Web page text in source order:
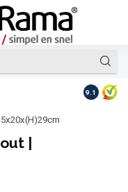
Op
9.1
|